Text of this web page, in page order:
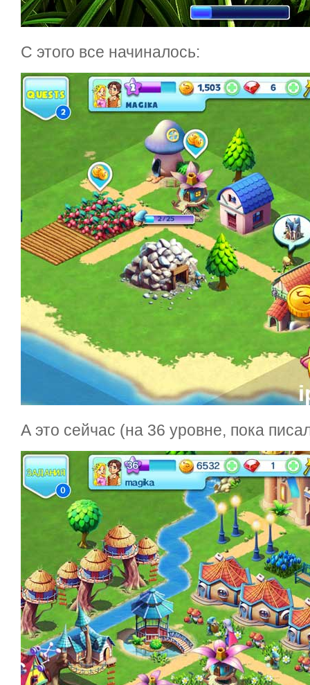
С этого все начиналось:
А это сейчас (на 36 уровне, пока